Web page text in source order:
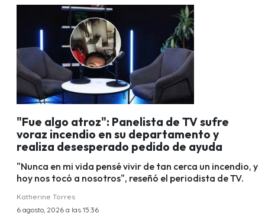
"Fue algo atroz": Panelista de TV sufre
voraz incendio en su departamento y
realiza desesperado pedido de ayuda
"Nunca en mi vida pensé vivir de tan cerca un incendio, y
hoy nos tocó a nosotros", reseñó el periodista de TV.
Katherine Torres
6 agosto, 2026 a las 15:36